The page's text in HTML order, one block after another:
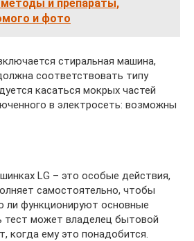
методы и препараты,
и фото
стиральная машина,
соответствовать типу
касаться мокрых частей
в электросеть: возможны
LG – это особые действия,
самостоятельно, чтобы
ли функционируют основные
тест может владелец бытовой
когда ему это понадобится.